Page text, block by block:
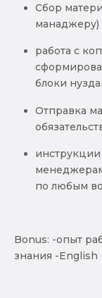
Сбор
манаджеру)
работа с
блоки
Отправка
по любым
Bonus: -опыт
знания -English